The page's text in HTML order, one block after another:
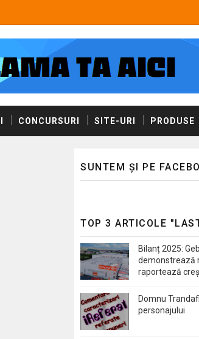
CONCURSURI SITE-URI PRODUSE
SUNTEM ȘI PE
TOP 3 ARTICOLE
Bilanț 2025:
demonstrează
raportează
Domnu
personajului